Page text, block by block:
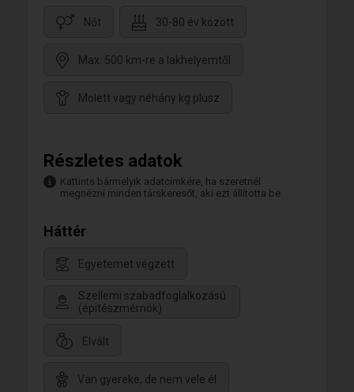
Nőt 30-80 év között
Max. 500 km-re a lakhelyemtől
Molett vagy néhány kg plusz
Részletes adatok
Kattints bármelyik adatcímkére, ha szeretnél
megnézni minden társkeresőt, aki ezt állította be.
Háttér
Egyetemet végzett
Szellemi szabadfoglalkozású
(épitészmérnök)
Elvált
Van gyereke, de nem vele él